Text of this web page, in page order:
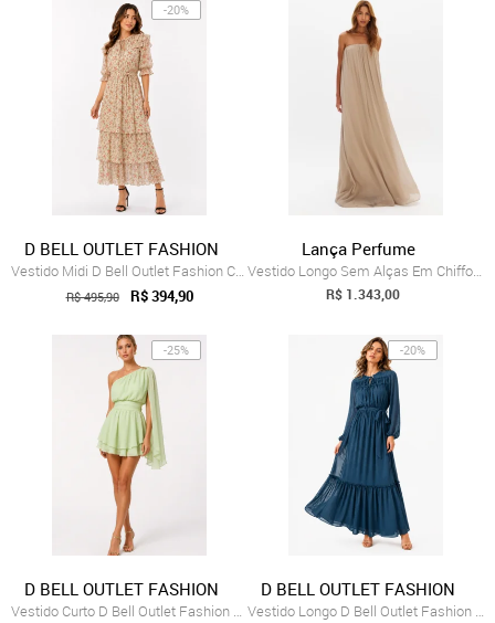
-20%
D BELL OUTLET FASHION
Vestido Midi D Bell Outlet Fashion Chiff...
R$ 495,90 R$ 394,90
Lança Perfume
Vestido Longo Sem Alças Em Chiffon Lança Perfume
R$ 1.343,00
-25%
D BELL OUTLET FASHION
Vestido Curto D Bell Outlet Fashion Chif...
-20%
D BELL OUTLET FASHION
Vestido Longo D Bell Outlet Fashion Chif...